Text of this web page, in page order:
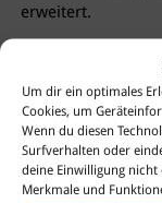
Um dir ein optimales
Cookies, um
Wenn du diesen
Surfverhalten oder
deine Einwilligung
Merkmale und
erweitert.
Sie haben
Dann
gerne!